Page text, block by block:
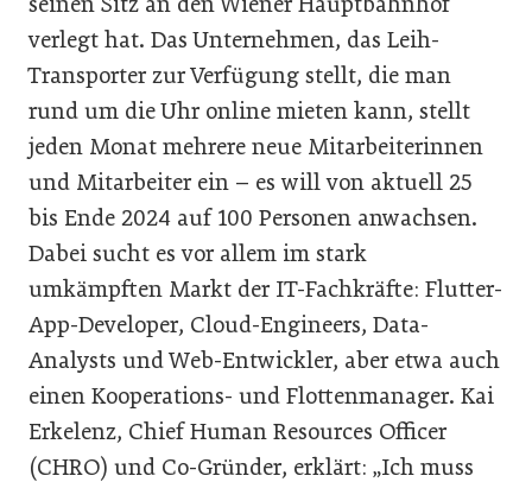
verlegt hat. Das Unternehmen, das Leih-
Transporter zur Verfügung stellt, die man
rund um die Uhr online mieten kann, stellt
jeden Monat mehrere neue Mitarbeiterinnen
und Mitarbeiter ein – es will von aktuell 25
bis Ende 2024 auf 100 Personen anwachsen.
Dabei sucht es vor allem im stark
umkämpften Markt der IT-Fachkräfte: Flutter-
App-Developer, Cloud-Engineers, Data-
Analysts und Web-Entwickler, aber etwa auch
einen Kooperations- und Flottenmanager. Kai
Erkelenz, Chief Human Resources Officer
(CHRO) und Co-Gründer, erklärt: „Ich muss